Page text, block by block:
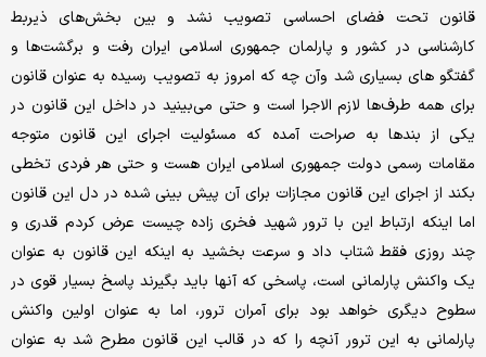
قانون تحت فضای احساسی تصویب نشد و بین بخش‌های ذیربط
کارشناسی در کشور و پارلمان جمهوری اسلامی ایران رفت و برگشت‌ها و
گفتگو های بسیاری شد وآن چه که امروز به تصویب رسیده به عنوان قانون
برای همه طرف‌ها لازم الاجرا است و حتی می‌بینید در داخل این قانون در
یکی از بندها به صراحت آمده که مسئولیت اجرای این قانون متوجه
مقامات رسمی دولت جمهوری اسلامی ایران هست و حتی هر فردی تخطی
بکند از اجرای این قانون مجازات برای آن پیش بینی شده در دل این قانون
اما اینکه ارتباط این با ترور شهید فخری زاده چیست عرض کردم قدری و
چند روزی فقط شتاب داد و سرعت بخشید به اینکه این قانون به عنوان
یک واکنش پارلمانی است، پاسخی که آنها باید بگیرند پاسخ بسیار قوی در
سطوح دیگری خواهد بود برای آمران ترور، اما به عنوان اولین واکنش
پارلمانی به این ترور آنچه را که در قالب این قانون مطرح شد به عنوان